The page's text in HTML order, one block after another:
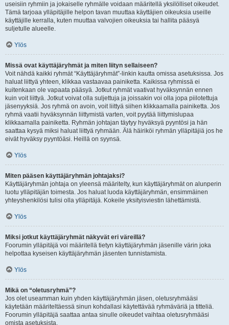
useisiin ryhmiin ja jokaiselle ryhmälle voidaan määritellä yksilölliset oikeudet.
Tämä tarjoaa ylläpitäjille helpon tavan muuttaa käyttäjien oikeuksia useille
käyttäjille kerralla, kuten muuttaa valvojien oikeuksia tai hallita pääsyä
suljetulle alueelle.
Ylös
Missä ovat käyttäjäryhmät ja miten liityn sellaiseen?
Voit nähdä kaikki ryhmät “Käyttäjäryhmät”-linkin kautta omissa asetuksissa. Jos
haluat liittyä yhteen, klikkaa vastaavaa painiketta. Kaikissa ryhmissä ei
kuitenkaan ole vapaata pääsyä. Jotkut ryhmät vaativat hyväksynnän ennen
kuin voit liittyä. Jotkut voivat olla suljettuja ja joissakin voi olla jopa piilotettuja
jäsenyyksiä. Jos ryhmä on avoin, voit liittyä siihen klikkaamalla painiketta. Jos
ryhmä vaatii hyväksynnän liittymistä varten, voit pyytää liittymislupaa
klikkaamalla painiketta. Ryhmän johtajan täytyy hyväksyä pyyntösi ja hän
saattaa kysyä miksi haluat liittyä ryhmään. Älä häiriköi ryhmän ylläpitäjiä jos he
eivät hyväksy pyyntöäsi. Heillä on syynsä.
Ylös
Miten pääsen käyttäjäryhmän johtajaksi?
Käyttäjäryhmän johtaja on yleensä määritelty, kun käyttäjäryhmät on alunperin
luotu ylläpitäjän toimesta. Jos haluat luoda käyttäjäryhmän, ensimmäinen
yhteyshenkilösi tulisi olla ylläpitäjä. Kokeile yksityisviestin lähettämistä.
Ylös
Miksi jotkut käyttäjäryhmät näkyvät eri väreillä?
Foorumin ylläpitäjä voi määritellä tietyn käyttäjäryhmän jäsenille värin joka
helpottaa kyseisen käyttäjäryhmän jäsenten tunnistamista.
Ylös
Mikä on “oletusryhmä”?
Jos olet useamman kuin yhden käyttäjäryhmän jäsen, oletusryhmääsi
käytetään määriteltäessä sinun kohdallasi käytettävää ryhmäväriä ja titteliä.
Foorumin ylläpitäjä saattaa antaa sinulle oikeudet vaihtaa oletusryhmääsi
omista asetuksista.